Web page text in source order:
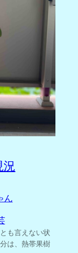
況
ん
も言えない状
は、熱帯果樹